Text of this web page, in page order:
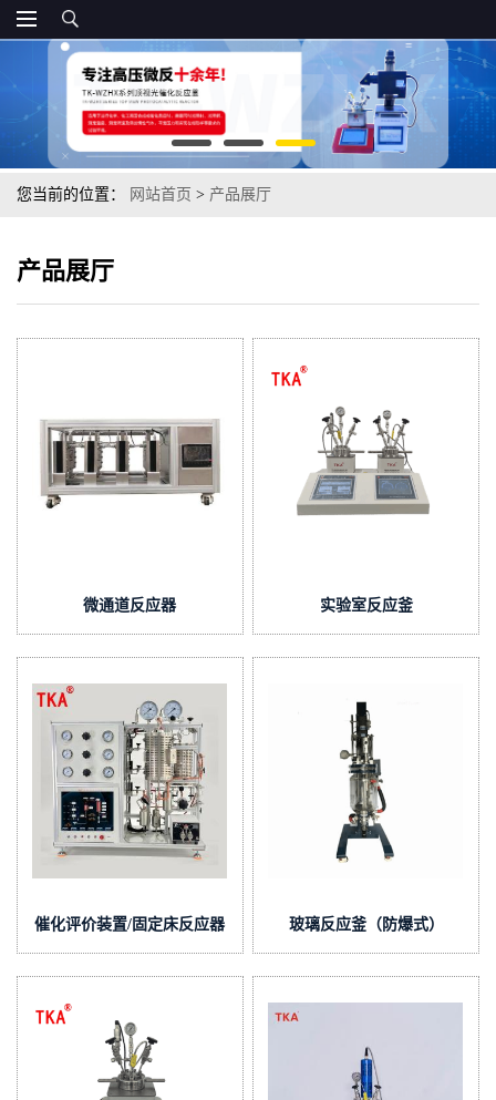
您当前的位置： 网站首页 > 产品展厅
产品展厅
微通道反应器 实验室反应釜
催化评价装置/固定床反应器 玻璃反应釜（防爆式）